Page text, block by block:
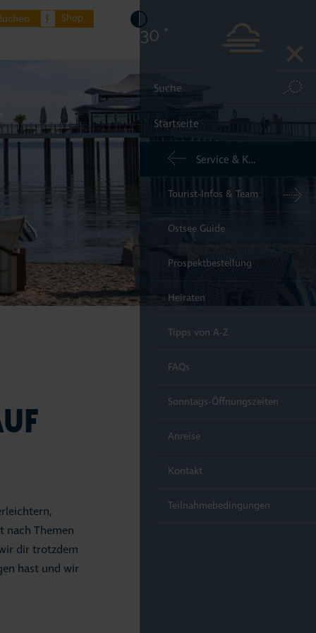
Shop
30 °
Startseite
Ostsee
Orte Lübecker Bucht
buchen
& Wetter
Service & Kontakt
Tourist-Infos & Team
Ostsee Guide
Prospektbestellung
Heiraten
Tipps von A-Z
FAQs
Sonntags-Öffnungszeiten
Anreise
Kontakt
Teilnahmebedingungen
nach Themen
dir trotzdem
hast und wir